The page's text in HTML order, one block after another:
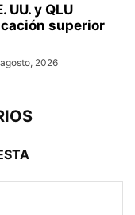
UU. y QLU
superior
2026